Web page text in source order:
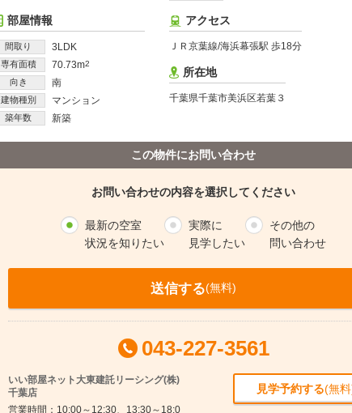
部屋情報
間取り 3LDK
専有面積 70.73m2
向き 南
建物種別 マンション
築年数 新築
アクセス
ＪＲ京葉線/海浜幕張駅 歩18分
所在地
千葉県千葉市美浜区若葉３
この物件にお問い合わせ
お問い合わせの内容を選択してください
最新の空室
状況を知りたい
実際に
見学したい
その他の
問い合わせ
送信する(無料)
043-227-3561
いい部屋ネット大東建託リーシング(株)
千葉店
営業時間：10:00～12:30、13:30～18:0
見学予約する(無